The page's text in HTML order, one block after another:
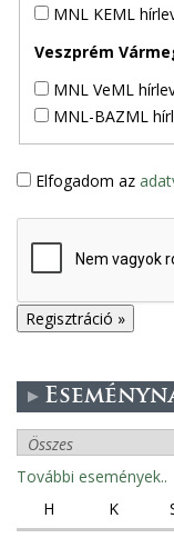
MNL KEML
Veszprém
MNL VeML
MNL-BAZML
Elfogadom az
További események..
H
K